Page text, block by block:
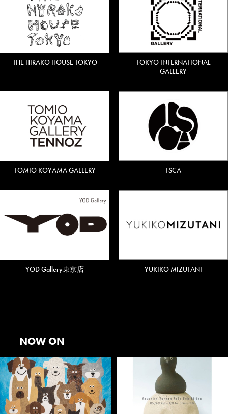
THE HIRAKO HOUSE TOKYO
TOKYO INTERNATIONAL
GALLERY
TOMIO KOYAMA GALLERY TSCA
YOD Gallery東京店 YUKIKO MIZUTANI
NOW ON